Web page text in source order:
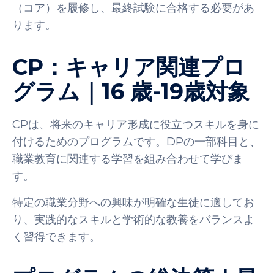
（コア）を履修し、最終試験に合格する必要があ
ります。
CP：キャリア関連プロ
グラム｜16 歳-19歳対象
CPは、将来のキャリア形成に役立つスキルを身に
付けるためのプログラムです。DPの一部科目と、
職業教育に関連する学習を組み合わせて学びま
す。
特定の職業分野への興味が明確な生徒に適してお
り、実践的なスキルと学術的な教養をバランスよ
く習得できます。